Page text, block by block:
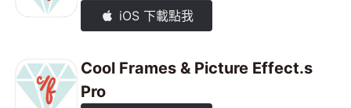
iOS 下載點我
Cool Frames & Picture Effect.s
Pro